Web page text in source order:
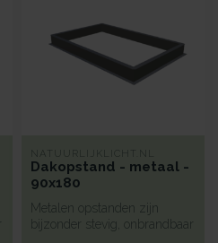
NATUURLIJKLICHT.NL
Dakopstand - metaal -
90x180
Metalen opstanden zijn
bijzonder stevig, onbrandbaar